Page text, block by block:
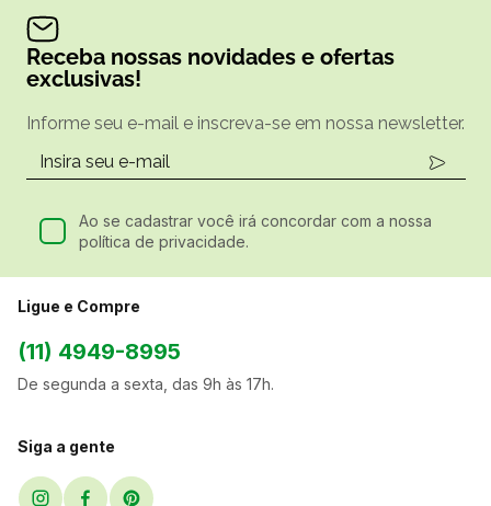
Receba nossas novidades e ofertas
exclusivas!
Informe seu e-mail e inscreva-se em nossa newsletter.
Ao se cadastrar você irá concordar com a nossa
política de privacidade.
Ligue e Compre
(11) 4949-8995
De segunda a sexta, das 9h às 17h.
Siga a gente